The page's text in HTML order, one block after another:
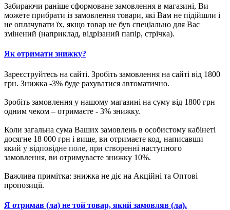
Забираючи раніше сформоване замовлення в магазині, Ви
можете прибрати із замовлення товари, які Вам не підійшли і
не оплачувати їх, якщо товар не був спеціально для Вас
змінений (наприклад, відрізаний папір, стрічка).
Як отримати знижку?
Зареєструйтесь на сайті. Зробіть замовлення на сайті від 1800
грн. Знижка -3% буде рахуватися автоматично.
Зробіть замовлення у нашому магазині на суму від 1800 грн
одним чеком – отримаєте - 3% знижку.
Коли загальна сума Ваших замовлень в особистому кабінеті
досягне 18 000 грн і вище, ви отримаєте код, написавши
який у відповідне поле, при створенні наступного
замовлення, ви отримуваєте знижку 10%.
Важлива примітка: знижка не діє на Акційні та Оптові
пропозиції.
Я отримав (ла) не той товар, який замовляв (ла).